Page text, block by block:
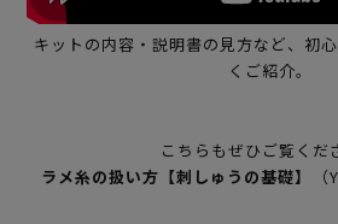
キットの内容・説明書の見方など、初
くご紹介。
こちらもぜひご覧くだ
ラメ糸の扱い方【刺しゅうの基礎】